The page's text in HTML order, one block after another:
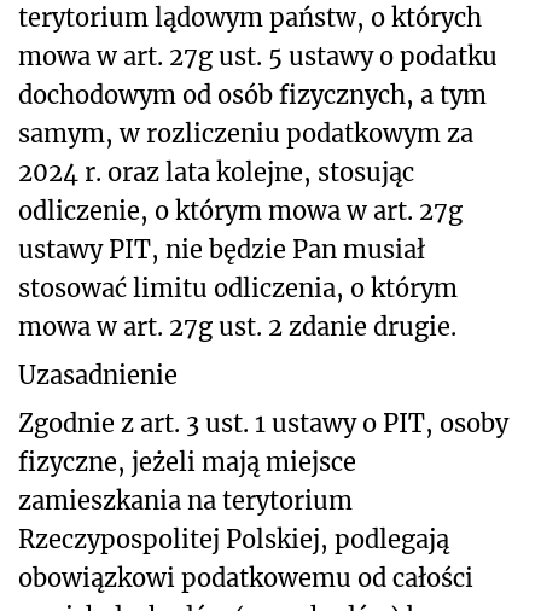
terytorium lądowym państw, o których
mowa w art. 27g ust. 5 ustawy o podatku
dochodowym od osób fizycznych, a tym
samym, w rozliczeniu podatkowym za
2024 r. oraz lata kolejne, stosując
odliczenie, o którym mowa w art. 27g
ustawy PIT, nie będzie Pan musiał
stosować limitu odliczenia, o którym
mowa w art. 27g ust. 2 zdanie drugie.
Uzasadnienie
Zgodnie z art. 3 ust. 1 ustawy o PIT, osoby
fizyczne, jeżeli mają miejsce
zamieszkania na terytorium
Rzeczypospolitej Polskiej, podlegają
obowiązkowi podatkowemu od całości